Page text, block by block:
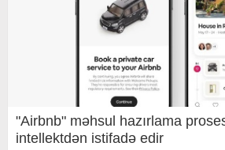
"Airbnb" məhsul hazırlama
intellektdən istifadə edir